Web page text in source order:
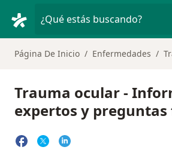
¿Qué estás buscando?
Página De Inicio Enfermedades
Trauma ocular -
expertos y preguntas